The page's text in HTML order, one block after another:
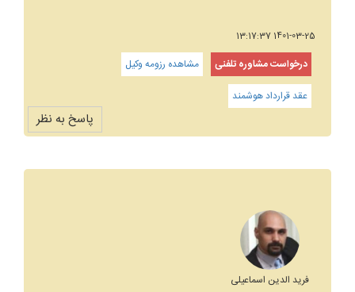
1401-03-25 13:17:37
درخواست مشاوره تلفنی
مشاهده رزومه وکیل
عقد قرارداد هوشمند
پاسخ به نظر
فرید الدین اسماعیلی